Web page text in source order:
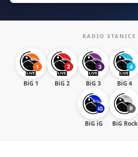
RADIO STANICE
BiG 1 BiG 2 BiG 3 BiG 4
BiG iG BiG Rock